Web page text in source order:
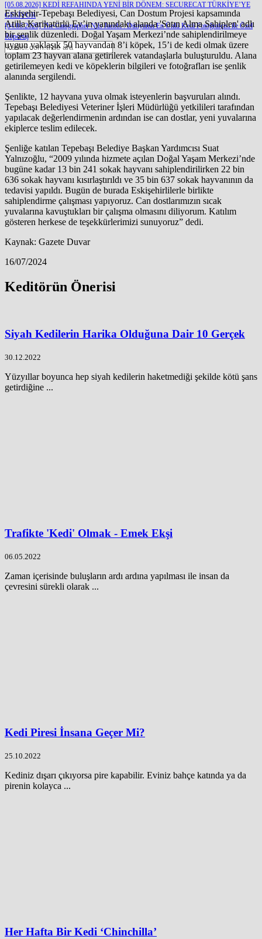
[05.08.2026] KEDİ REFAHINDA YENİ BİR DÖNEM: SECURECAT TÜRKİYE’YE
GELİYOR
[04.08.2026] The Catographer Nils Jacobi : Dünyanın En Ünlü Kedi Fotoğrafçısı ile Özel
Röportaj
Eskişehir-Tepebaşı Belediyesi, Can Dostum Projesi kapsamında
Atilla Karikatürlü Ev’in yanındaki alanda 'Satın Alma Sahiplen' adlı
bir şenlik düzenledi. Doğal Yaşam Merkezi’nde sahiplendirilmeye
uygun yaklaşık 50 hayvandan 8’i köpek, 15’i de kedi olmak üzere
toplam 23 hayvan alana getirilerek vatandaşlarla buluşturuldu. Alana
getirilemeyen kedi ve köpeklerin bilgileri ve fotoğrafları ise şenlik
alanında sergilendi.
Şenlikte, 12 hayvana yuva olmak isteyenlerin başvuruları alındı.
Tepebaşı Belediyesi Veteriner İşleri Müdürlüğü yetkilileri tarafından
yapılacak değerlendirmenin ardından ise can dostlar, yeni yuvalarına
ekiplerce teslim edilecek.
Şenliğe katılan Tepebaşı Belediye Başkan Yardımcısı Suat
Yalnızoğlu, “2009 yılında hizmete açılan Doğal Yaşam Merkezi’nde
bugüne kadar 13 bin 241 sokak hayvanı sahiplendirilirken 22 bin
636 sokak hayvanı kısırlaştırıldı ve 35 bin 637 sokak hayvanının da
tedavisi yapıldı. Bugün de burada Eskişehirlilerle birlikte
sahiplendirme çalışması yapıyoruz. Can dostlarımızın sıcak
yuvalarına kavuştukları bir çalışma olmasını diliyorum. Katılım
gösteren herkese de teşekkürlerimizi sunuyoruz” dedi.
Kaynak: Gazete Duvar
16/07/2024
Keditörün Önerisi
Siyah Kedilerin Harika Olduğuna Dair 10 Gerçek
30.12.2022
Yüzyıllar boyunca hep siyah kedilerin haketmediği şekilde kötü şans
getirdiğine ...
Trafikte 'Kedi' Olmak - Emek Ekşi
06.05.2022
Zaman içerisinde buluşların ardı ardına yapılması ile insan da
çevresini sürekli olarak ...
Kedi Piresi İnsana Geçer Mi?
25.10.2022
Kediniz dışarı çıkıyorsa pire kapabilir. Eviniz bahçe katında ya da
pirenin kolayca ...
Her Hafta Bir Kedi ‘Chinchilla’